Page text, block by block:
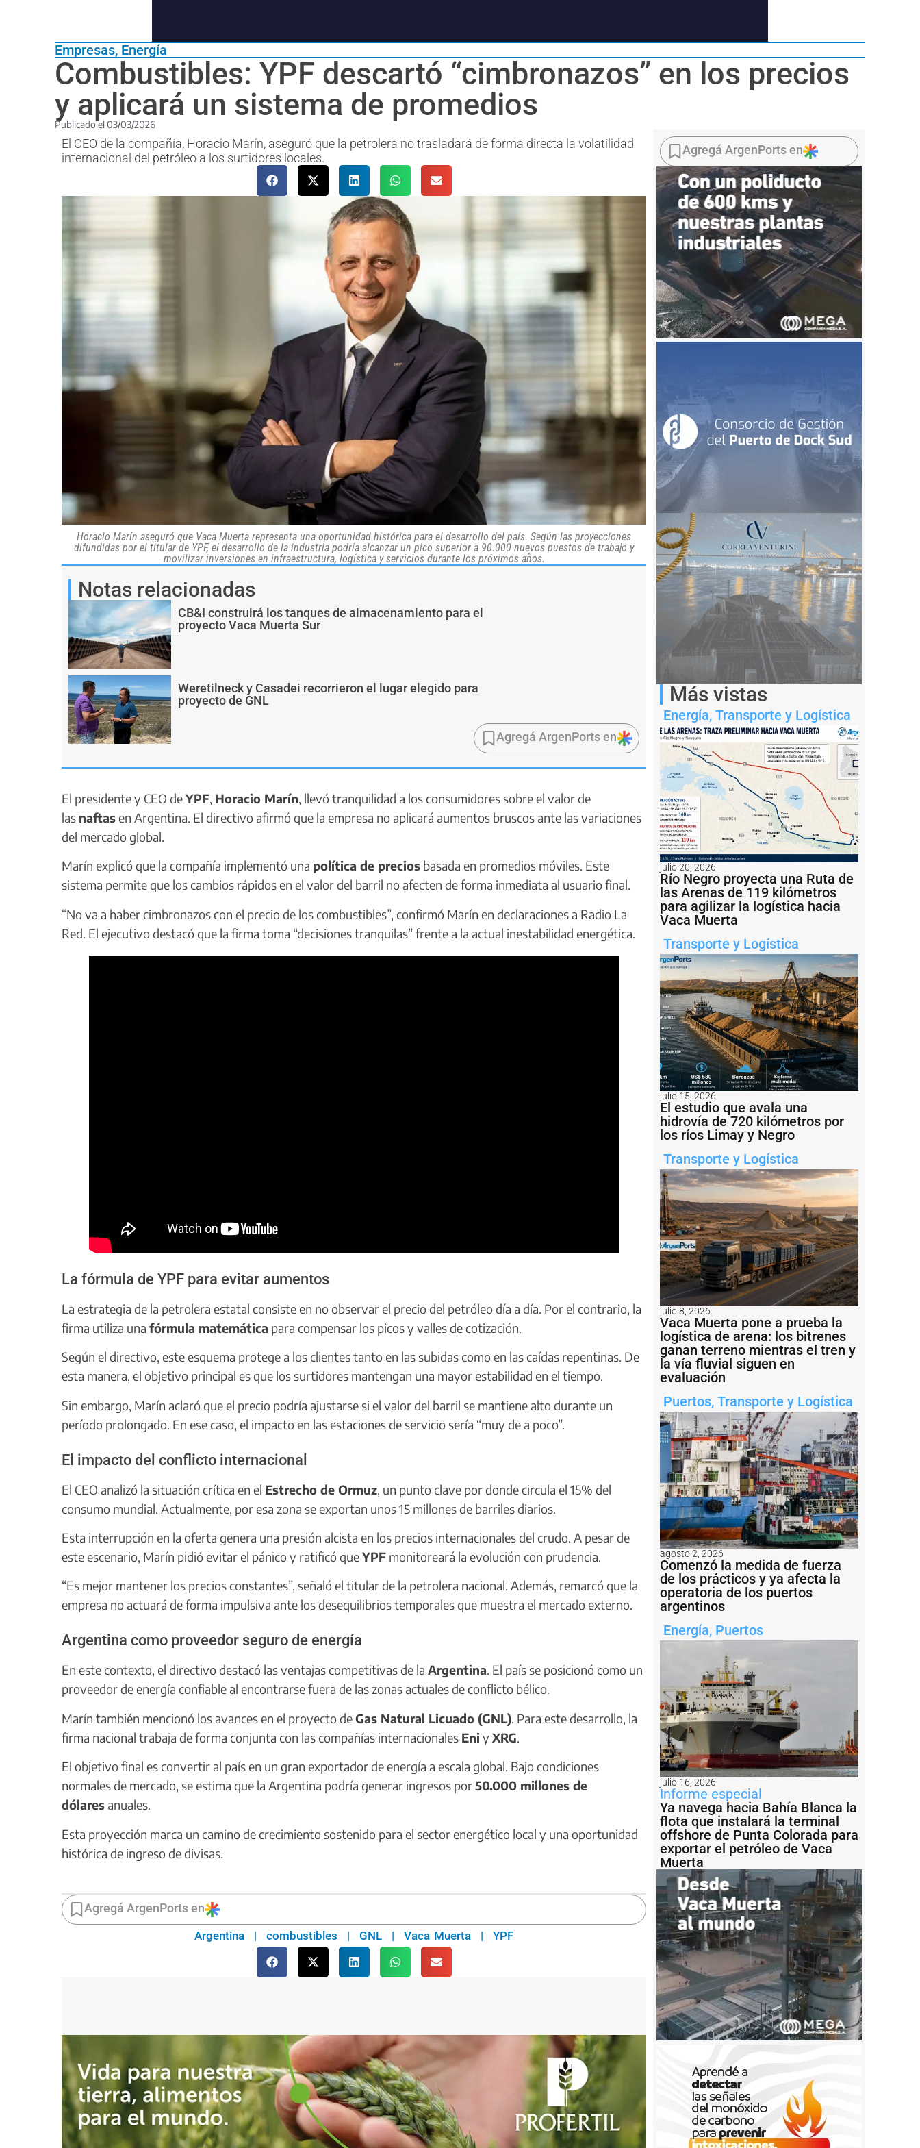
Empresas, Energía
Combustibles: YPF descartó “cimbronazos” en los precios
y aplicará un sistema de promedios
Publicado el 03/03/2026
El CEO de la compañía, Horacio Marín, aseguró que la petrolera no trasladará de forma directa la volatilidad
internacional del petróleo a los surtidores locales.
Horacio Marín aseguró que Vaca Muerta representa una oportunidad histórica para el desarrollo del país. Según las proyecciones
difundidas por el titular de YPF, el desarrollo de la industria podría alcanzar un pico superior a 90.000 nuevos puestos de trabajo y
movilizar inversiones en infraestructura, logística y servicios durante los próximos años.
Notas relacionadas
CB&I construirá los tanques de almacenamiento para el
proyecto Vaca Muerta Sur
Weretilneck y Casadei recorrieron el lugar elegido para
proyecto de GNL
Agregá ArgenPorts en
El presidente y CEO deYPF, Horacio Marín, llevó tranquilidad a los consumidores sobre el valor de
las naftas en Argentina. El directivo afirmó que la empresa no aplicará aumentos bruscos ante las variaciones
del mercado global.
Marín explicó que la compañía implementó una política de precios basada en promedios móviles. Este
sistema permite que los cambios rápidos en el valor del barril no afecten de forma inmediata al usuario final.
“No va a haber cimbronazos con el precio de los combustibles”, confirmó Marín en declaraciones a Radio La
Red. El ejecutivo destacó que la firma toma “decisiones tranquilas” frente a la actual inestabilidad energética.
La fórmula de YPF para evitar aumentos
La estrategia de la petrolera estatal consiste en no observar el precio del petróleo día a día. Por el contrario, la
firma utiliza una fórmula matemática para compensar los picos y valles de cotización.
Según el directivo, este esquema protege a los clientes tanto en las subidas como en las caídas repentinas. De
esta manera, el objetivo principal es que los surtidores mantengan una mayor estabilidad en el tiempo.
Sin embargo, Marín aclaró que el precio podría ajustarse si el valor del barril se mantiene alto durante un
período prolongado. En ese caso, el impacto en las estaciones de servicio sería “muy de a poco”.
El impacto del conflicto internacional
El CEO analizó la situación crítica en el Estrecho de Ormuz, un punto clave por donde circula el 15% del
consumo mundial. Actualmente, por esa zona se exportan unos 15 millones de barriles diarios.
Esta interrupción en la oferta genera una presión alcista en los precios internacionales del crudo. A pesar de
este escenario, Marín pidió evitar el pánico y ratificó queYPF monitoreará la evolución con prudencia.
“Es mejor mantener los precios constantes”, señaló el titular de la petrolera nacional. Además, remarcó que la
empresa no actuará de forma impulsiva ante los desequilibrios temporales que muestra el mercado externo.
Argentina como proveedor seguro de energía
En este contexto, el directivo destacó las ventajas competitivas de la Argentina. El país se posicionó como un
proveedor de energía confiable al encontrarse fuera de las zonas actuales de conflicto bélico.
Marín también mencionó los avances en el proyecto deGas Natural Licuado (GNL). Para este desarrollo, la
firma nacional trabaja de forma conjunta con las compañías internacionales EniyXRG.
El objetivo final es convertir al país en un gran exportador de energía a escala global. Bajo condiciones
normales de mercado, se estima que la Argentina podría generar ingresos por50.000 millones de
dólaresanuales.
Esta proyección marca un camino de crecimiento sostenido para el sector energético local y una oportunidad
histórica de ingreso de divisas.
Agregá ArgenPorts en
Argentina | combustibles | GNL | Vaca Muerta | YPF
Agregá ArgenPorts en
Más vistas
Energía, Transporte y Logística
julio 20, 2026
Río Negro proyecta una Ruta de
las Arenas de 119 kilómetros
para agilizar la logística hacia
Vaca Muerta
Transporte y Logística
julio 15, 2026
El estudio que avala una
hidrovía de 720 kilómetros por
los ríos Limay y Negro
Transporte y Logística
julio 8, 2026
Vaca Muerta pone a prueba la
logística de arena: los bitrenes
ganan terreno mientras el tren y
la vía fluvial siguen en
evaluación
Puertos, Transporte y Logística
agosto 2, 2026
Comenzó la medida de fuerza
de los prácticos y ya afecta la
operatoria de los puertos
argentinos
Energía, Puertos
julio 16, 2026
Informe especial
Ya navega hacia Bahía Blanca la
flota que instalará la terminal
offshore de Punta Colorada para
exportar el petróleo de Vaca
Muerta